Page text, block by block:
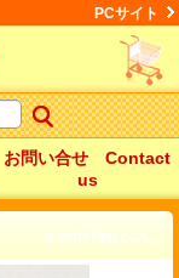
PCサイト
お問い合せ Contact
us
a watering can...